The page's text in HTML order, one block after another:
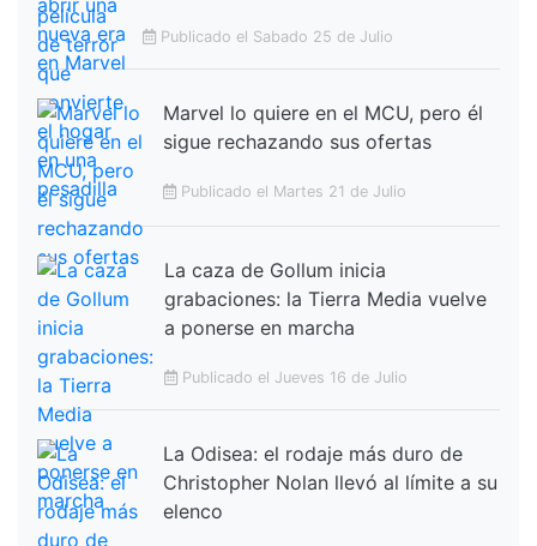
Publicado el Sabado 25 de Julio
Marvel lo quiere en el MCU, pero él
sigue rechazando sus ofertas
Publicado el Martes 21 de Julio
La caza de Gollum inicia
grabaciones: la Tierra Media vuelve
a ponerse en marcha
Publicado el Jueves 16 de Julio
La Odisea: el rodaje más duro de
Christopher Nolan llevó al límite a su
elenco